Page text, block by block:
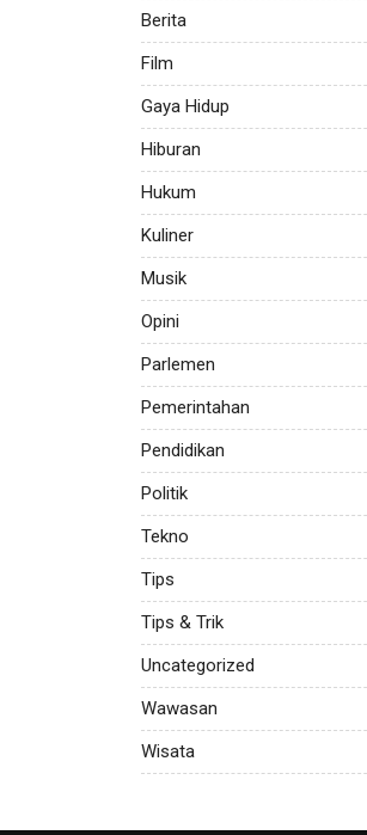
Berita
Film
Gaya Hidup
Hiburan
Hukum
Kuliner
Musik
Opini
Parlemen
Pemerintahan
Pendidikan
Politik
Tekno
Tips
Tips & Trik
Uncategorized
Wawasan
Wisata